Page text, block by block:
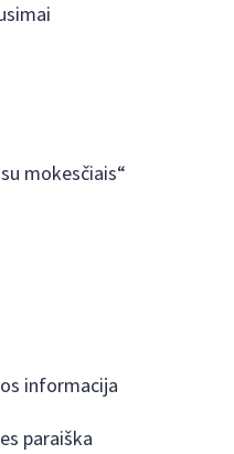
mokesčiais“
informacija
paraiška